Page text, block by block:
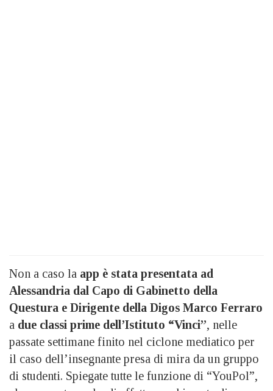
Non a caso la app è stata presentata ad
Alessandria dal Capo di Gabinetto della
Questura e Dirigente della Digos Marco Ferraro
a due classi prime dell’Istituto “Vinci”, nelle
passate settimane finito nel ciclone mediatico per
il caso dell’insegnante presa di mira da un gruppo
di studenti. Spiegate tutte le funzione di “YouPol”,